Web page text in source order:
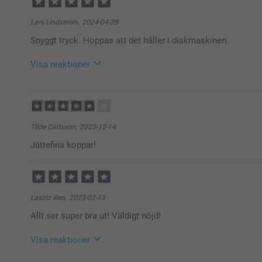
Lars Lindström, 2024-04-28
Snyggt tryck. Hoppas att det håller i diskmaskinen.
Visa reaktioner
10:57
Stort tack för dina 5 stjärnor och omdöme, kul att du
dagligen.
Kirsi @smartphoto
2024-04-30
18:52
Nu blev det en stjärna till. 🙂
Tilde Carlsson, 2023-12-14
Jättefina koppar!
Laszlo Illes, 2023-02-13
Allt ser super bra ut! Väldigt nöjd!
Visa reaktioner